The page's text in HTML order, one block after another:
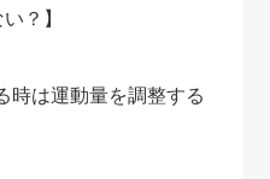
？】
時は運動量を調整する